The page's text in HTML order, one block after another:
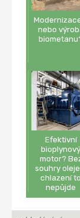
nebo
Efektivní
bioplynový
motor?
souhry
chlazení to
nepůjde